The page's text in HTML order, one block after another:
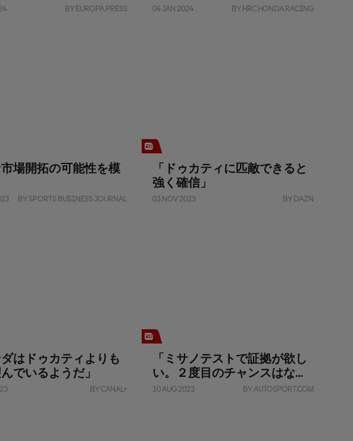
BY EUROPA PRESS 04 JAN 2024 BY HRC HONDA RACING
場開拓の可能性を模
BY SPORTS BUSINESS JOURNAL
「ドゥカティに匹敵できると
強く確信」
03 NOV 2023 BY DAZN
ダはドゥカティよりも
でいるようだ」
BY CANAL+
「ミサノテストで証拠が欲し
い。２度目のチャンスはな
い」
10 AUG 2023 BY AUTOSPORT.COM